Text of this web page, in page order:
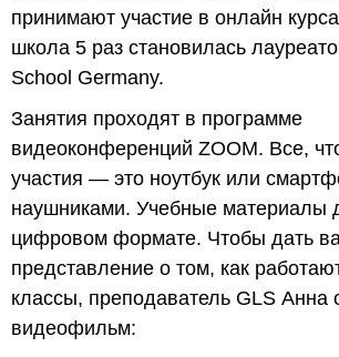
принимают участие в онлайн
школа 5 раз становилась
School Germany.
Занятия проходят в программе
видеоконференций ZOOM. Все,
участия — это ноутбук или
наушниками. Учебные материалы
цифровом формате. Чтобы дать
представление о том, как
классы, преподаватель GLS Анна
видеофильм: